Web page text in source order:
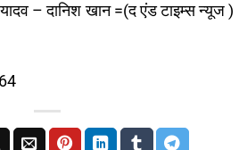
यादव – दानिश खान =(द एंड टाइम्स न्यूज )